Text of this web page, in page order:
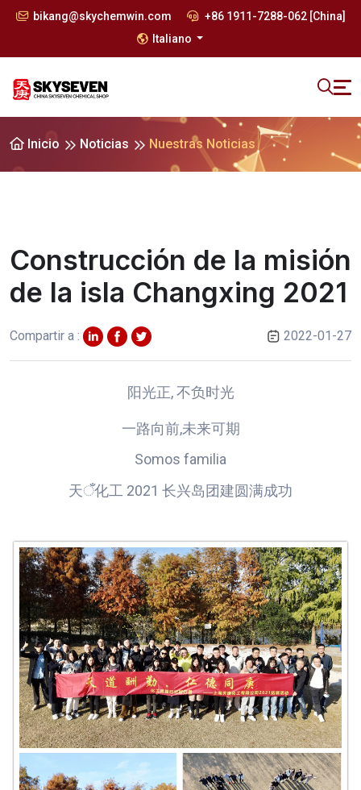
bikang@skychemwin.com
+86 1911-7288-062 [China]
Italiano
Inicio Noticias Nuestras Noticias
Construcción de la misión
de la isla Changxing 2021
Compartir a : 2022-01-27
阳光正, 不负时光
一路向前,未来可期
Somos familia
天ँ化工 2021 长兴岛团建圆满成功